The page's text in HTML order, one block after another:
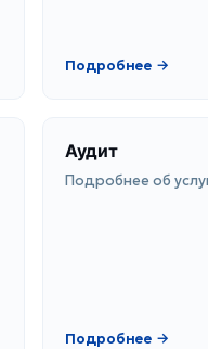
Подробнее →
Аудит
Подробнее об
Подробнее →